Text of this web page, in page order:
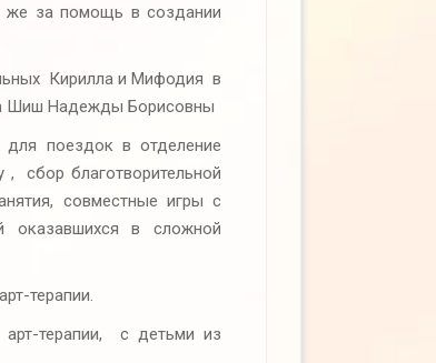
же за помощь в создании
Кирилла и Мифодия в
Шиш Надежды Борисовны
для поездок в отделение
сбор благотворительной
совместные игры с
в сложной
терапии.
арт-терапии, с детьми из